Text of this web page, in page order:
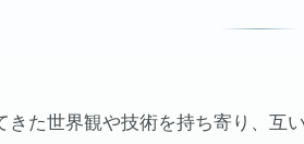
きた世界観や技術を持ち寄り、互